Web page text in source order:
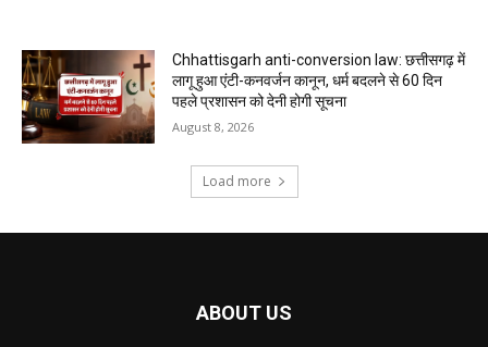
Chhattisgarh anti-conversion law: छत्तीसगढ़ में
लागू हुआ एंटी-कनवर्जन कानून, धर्म बदलने से 60 दिन
पहले प्रशासन को देनी होगी सूचना
August 8, 2026
Load more
ABOUT US